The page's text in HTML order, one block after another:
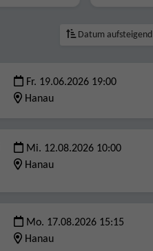
Datum aufsteigend
Fr. 19.06.2026 19:00
Hanau
Mi. 12.08.2026 10:00
Hanau
Mo. 17.08.2026 15:15
Hanau